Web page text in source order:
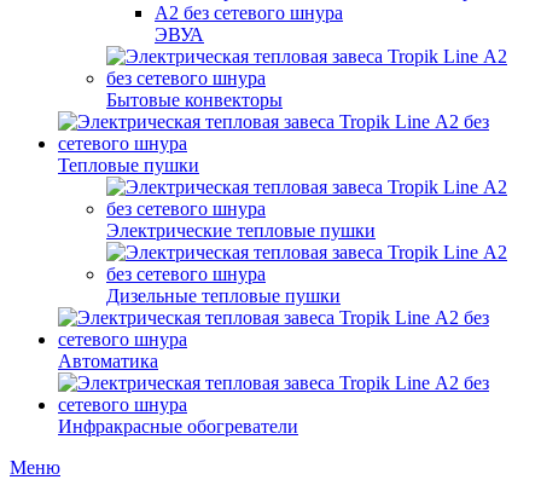
ЭВУА
Бытовые конвекторы
Тепловые пушки
Электрические тепловые пушки
Дизельные тепловые пушки
Автоматика
Инфракрасные обогреватели
Меню